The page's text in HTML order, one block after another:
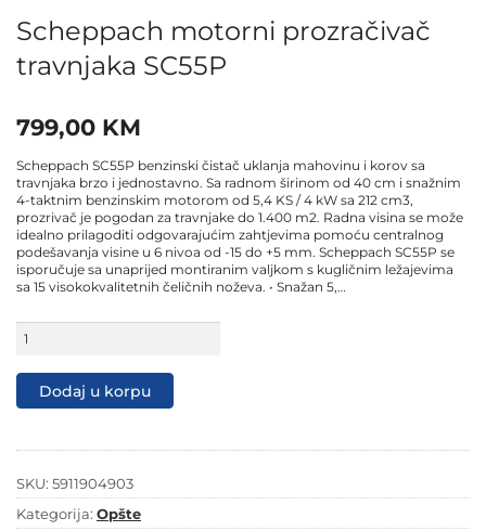
Scheppach motorni prozračivač
travnjaka SC55P
799,00 KM
Scheppach SC55P benzinski čistač uklanja mahovinu i korov sa
travnjaka brzo i jednostavno. Sa radnom širinom od 40 cm i snažnim
4-taktnim benzinskim motorom od 5,4 KS / 4 kW sa 212 cm3,
prozrivač je pogodan za travnjake do 1.400 m2. Radna visina se može
idealno prilagoditi odgovarajućim zahtjevima pomoću centralnog
podešavanja visine u 6 nivoa od -15 do +5 mm. Scheppach SC55P se
isporučuje sa unaprijed montiranim valjkom s kugličnim ležajevima
sa 15 visokokvalitetnih čeličnih noževa. • Snažan 5,…
motorni
travnjaka
SC55PDodaj u korpu
SKU: 5911904903
Kategorija: Opšte